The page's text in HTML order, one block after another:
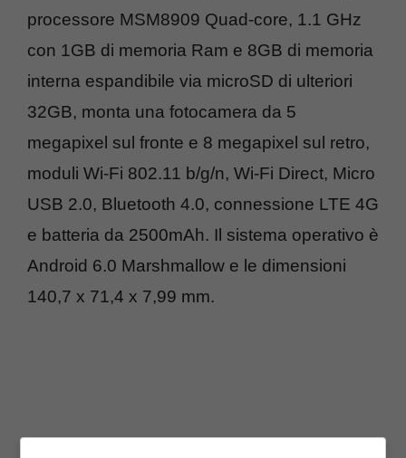
processore MSM8909 Quad-core, 1.1 GHz
con 1GB di memoria Ram e 8GB di memoria
interna espandibile via microSD di ulteriori
32GB, monta una fotocamera da 5
megapixel sul fronte e 8 megapixel sul retro,
moduli Wi-Fi 802.11 b/g/n, Wi-Fi Direct, Micro
USB 2.0, Bluetooth 4.0, connessione LTE 4G
e batteria da 2500mAh. Il sistema operativo è
Android 6.0 Marshmallow e le dimensioni
140,7 x 71,4 x 7,99 mm.